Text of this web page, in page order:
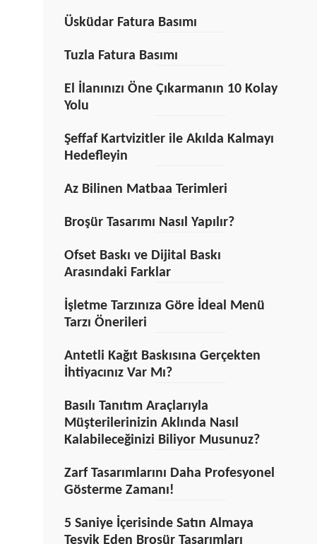
Üsküdar Fatura Basımı
Tuzla Fatura Basımı
El İlanınızı Öne Çıkarmanın 10 Kolay
Yolu
Şeffaf Kartvizitler ile Akılda Kalmayı
Hedefleyin
Az Bilinen Matbaa Terimleri
Broşür Tasarımı Nasıl Yapılır?
Ofset Baskı ve Dijital Baskı
Arasındaki Farklar
İşletme Tarzınıza Göre İdeal Menü
Tarzı Önerileri
Antetli Kağıt Baskısına Gerçekten
İhtiyacınız Var Mı?
Basılı Tanıtım Araçlarıyla
Müşterilerinizin Aklında Nasıl
Kalabileceğinizi Biliyor Musunuz?
Zarf Tasarımlarını Daha Profesyonel
Gösterme Zamanı!
5 Saniye İçerisinde Satın Almaya
Teşvik Eden Broşür Tasarımları